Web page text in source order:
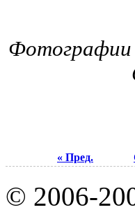
« Пред.
© 2006-